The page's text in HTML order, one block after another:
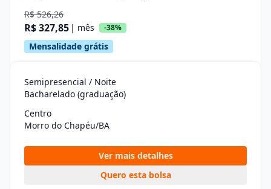
R$ 526,26
R$ 327,85 | mês -38%
Mensalidade grátis
Semipresencial / Noite
Bacharelado (graduação)
Centro
Morro do Chapéu/BA
Ver mais detalhes
Quero esta bolsa